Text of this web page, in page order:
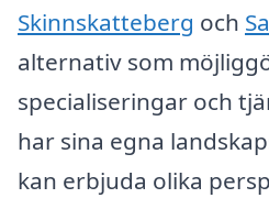
Skinnskatteberg och
alternativ som
specialiseringar och
har sina egna
kan erbjuda olika